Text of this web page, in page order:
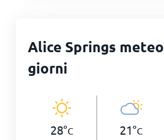
Alice Springs
giorni
28°C 21°C